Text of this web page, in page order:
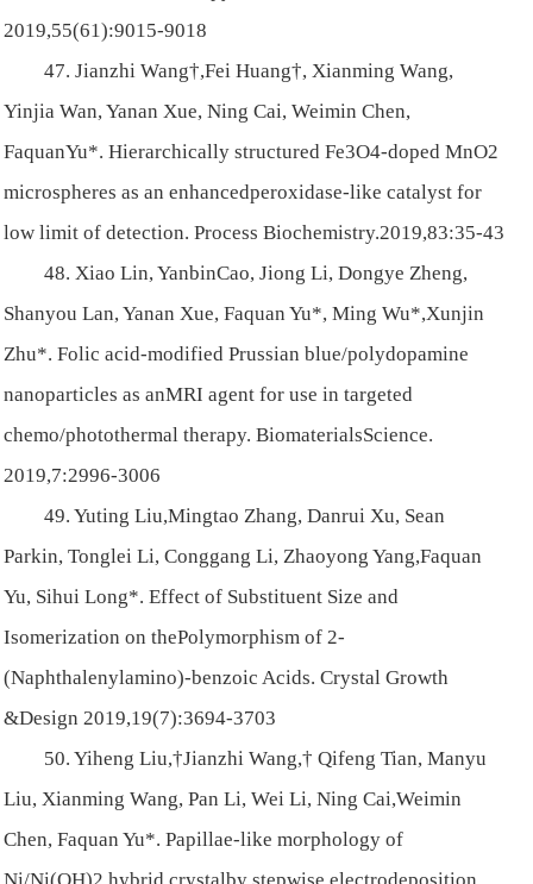
2019,55(61):9015-9018
47. Jianzhi Wang†,Fei Huang†, Xianming Wang,
Yinjia Wan, Yanan Xue, Ning Cai, Weimin Chen,
FaquanYu*. Hierarchically structured Fe3O4-doped MnO2
microspheres as an enhancedperoxidase-like catalyst for
low limit of detection. Process Biochemistry.2019,83:35-43
48. Xiao Lin, YanbinCao, Jiong Li, Dongye Zheng,
Shanyou Lan, Yanan Xue, Faquan Yu*, Ming Wu*,Xunjin
Zhu*. Folic acid-modified Prussian blue/polydopamine
nanoparticles as anMRI agent for use in targeted
chemo/photothermal therapy. BiomaterialsScience.
2019,7:2996-3006
49. Yuting Liu,Mingtao Zhang, Danrui Xu, Sean
Parkin, Tonglei Li, Conggang Li, Zhaoyong Yang,Faquan
Yu, Sihui Long*. Effect of Substituent Size and
Isomerization on thePolymorphism of 2-
(Naphthalenylamino)-benzoic Acids. Crystal Growth
&Design 2019,19(7):3694-3703
50. Yiheng Liu,†Jianzhi Wang,† Qifeng Tian, Manyu
Liu, Xianming Wang, Pan Li, Wei Li, Ning Cai,Weimin
Chen, Faquan Yu*. Papillae-like morphology of
Ni/Ni(OH)2 hybrid crystalby stepwise electrodeposition